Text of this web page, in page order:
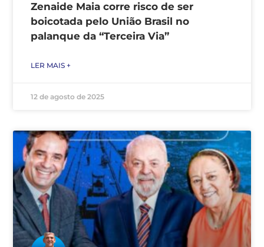
Zenaide Maia corre risco de ser
boicotada pelo União Brasil no
palanque da “Terceira Via”
LER MAIS +
12 de agosto de 2025